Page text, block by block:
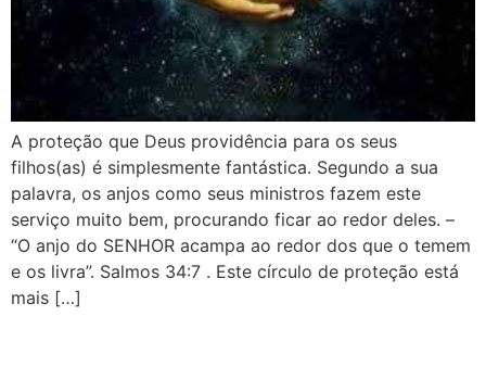
A proteção que Deus providência para os seus
filhos(as) é simplesmente fantástica. Segundo a sua
palavra, os anjos como seus ministros fazem este
serviço muito bem, procurando ficar ao redor deles. –
“O anjo do SENHOR acampa ao redor dos que o temem
e os livra”. Salmos 34:7 . Este círculo de proteção está
mais […]